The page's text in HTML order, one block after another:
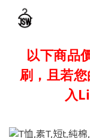
以下商品
刷，且若
入